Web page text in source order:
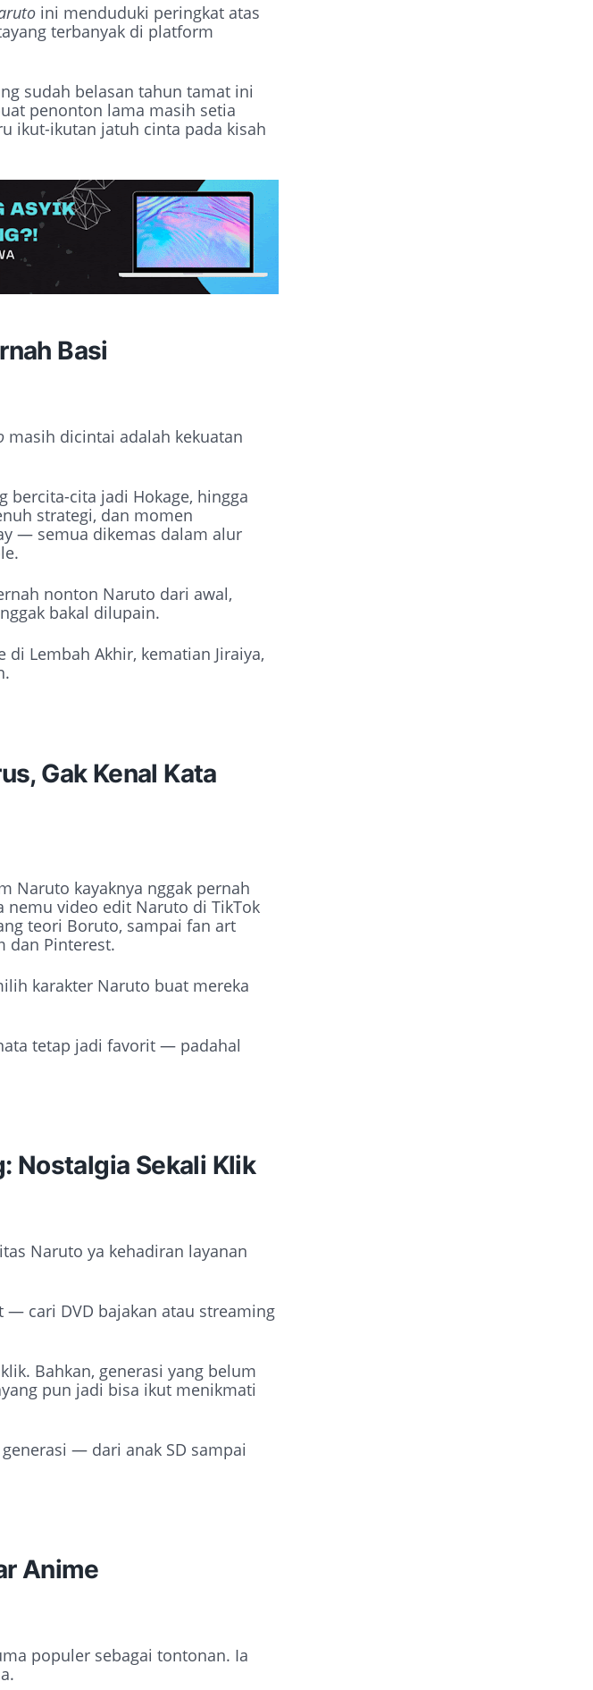
ini menduduki peringkat atas
terbanyak di platform
sudah belasan tahun tamat ini
penonton lama masih setia
ikut-ikutan jatuh cinta pada kisah
Basi
masih dicintai adalah kekuatan
bercita-cita jadi Hokage, hingga
strategi, dan momen
— semua dikemas dalam alur
nonton Naruto dari awal,
bakal dilupain.
Lembah Akhir, kematian Jiraiya,
Gak Kenal Kata
Naruto kayaknya nggak pernah
video edit Naruto di TikTok
teori Boruto, sampai fan art
dan Pinterest.
karakter Naruto buat mereka
tetap jadi favorit — padahal
Nostalgia Sekali Klik
Naruto ya kehadiran layanan
cari DVD bajakan atau streaming
Bahkan, generasi yang belum
pun jadi bisa ikut menikmati
— dari anak SD sampai
Anime
populer sebagai tontonan. Ia